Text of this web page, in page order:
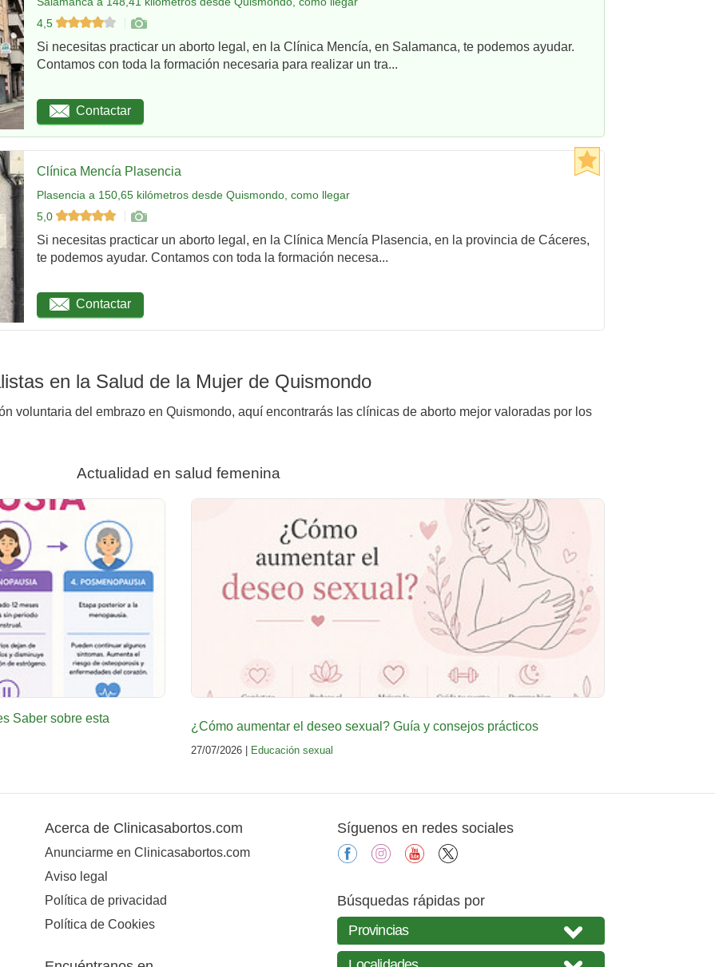
4,5
Si necesitas practicar un aborto legal, en la Clínica Mencía, en Salamanca, te podemos ayudar.
Contamos con toda la formación necesaria para realizar un tra...
Contactar
Clínica Mencía Plasencia
Plasencia a 150,65 kilómetros desde Quismondo, como llegar
5,0
Si necesitas practicar un aborto legal, en la Clínica Mencía Plasencia, en la provincia de Cáceres,
te podemos ayudar. Contamos con toda la formación necesa...
Contactar
en la Salud de la Mujer de Quismondo
voluntaria del embrazo en Quismondo, aquí encontrarás las clínicas de aborto mejor valoradas por los
Actualidad en salud femenina
Saber sobre esta
¿Cómo aumentar el deseo sexual? Guía y consejos prácticos
27/07/2026 | Educación sexual
Acerca de Clinicasabortos.com
Anunciarme en Clinicasabortos.com
Aviso legal
Política de privacidad
Política de Cookies
Síguenos en redes sociales
facebookinstagramyoutube
Búsquedas rápidas por